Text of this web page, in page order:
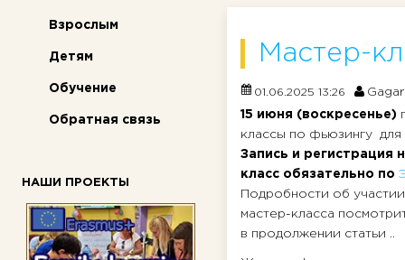
Взрослым
Детям
Обучение
Обратная связь
НАШИ ПРОЕКТЫ
Мастер-
01.06.2025 13:26
15 июня (воскресенье)
классы по фьюзингу для
Запись и регистрация
класс обязательно по
Подробности об
мастер-класса
в продолжении статьи ..